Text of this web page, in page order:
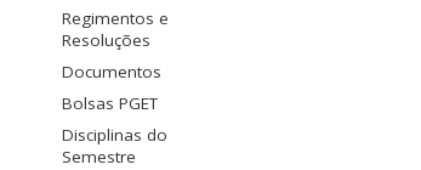
Regimentos e
Resoluções
Documentos
Bolsas PGET
Disciplinas do
Semestre